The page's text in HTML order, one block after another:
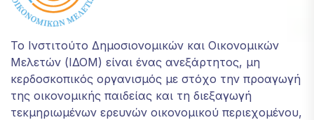
Το Ινστιτούτο Δημοσιονομικών και Οικονομικών
Μελετών (ΙΔΟΜ) είναι ένας ανεξάρτητος, μη
κερδοσκοπικός οργανισμός με στόχο την προαγωγή
της οικονομικής παιδείας και τη διεξαγωγή
τεκμηριωμένων ερευνών οικονομικού περιεχομένου,